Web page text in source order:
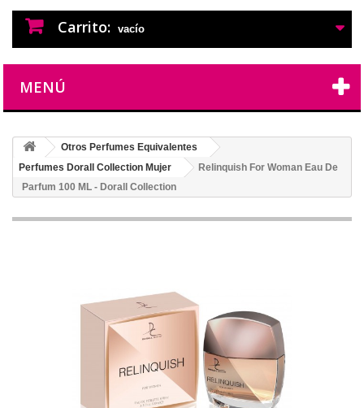
Carrito: vacío
MENÚ
Otros Perfumes Equivalentes
Perfumes Dorall Collection Mujer
Relinquish For Woman Eau De
Parfum 100 ML - Dorall Collection